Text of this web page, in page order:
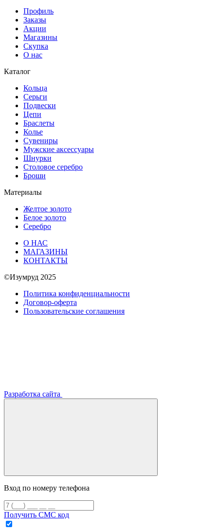
Профиль
Заказы
Акции
Магазины
Скупка
О нас
Каталог
Кольца
Серьги
Подвески
Цепи
Браслеты
Колье
Сувениры
Мужские аксессуары
Шнурки
Столовое серебро
Броши
Материалы
Желтое золото
Белое золото
Серебро
О НАС
МАГАЗИНЫ
КОНТАКТЫ
©Изумруд 2025
Политика конфиденциальности
Договор-оферта
Пользовательские соглашения
Разработка сайта
Вход по номеру телефона
Получить СМС код